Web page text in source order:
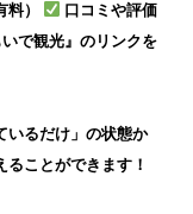
）
口コミや評価
いで観光』のリンクを
いるだけ」の状態か
ことができます！